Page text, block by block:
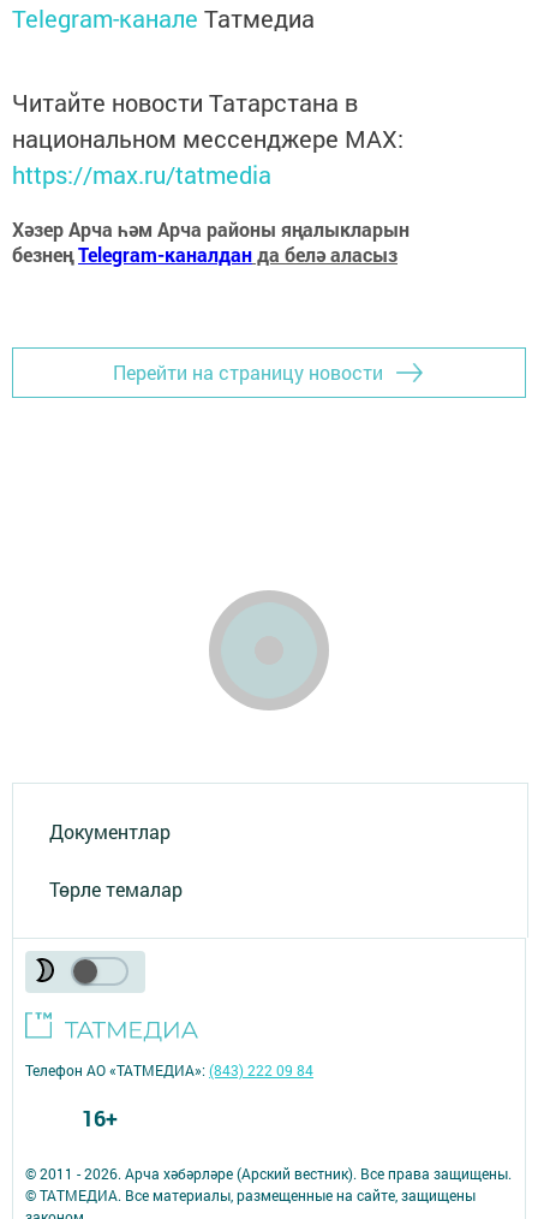
Telegram-канале Татмедиа
Читайте новости Татарстана в
национальном мессенджере MАХ:
https://max.ru/tatmedia
Хәзер Арча һәм Арча районы яңалыкларын
безнеңTelegram-каналданда белә аласыз
Перейти на страницу новости
Документлар
Төрле темалар
© 2011 - 2026. Арча хәбәрләре (Арский вестник). Все права защищены.
© ТАТМЕДИА. Все материалы, размещенные на сайте, защищены
Телефон АО «ТАТМЕДИА»:(843) 222 09 84
16+